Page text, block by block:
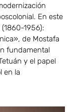
En este
1956):
de Mostafa
fundamental
y el papel
en la